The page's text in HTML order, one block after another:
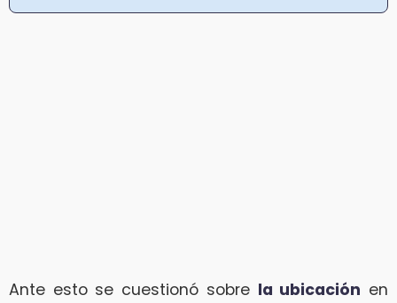
Ante esto se cuestionó sobre la ubicación en